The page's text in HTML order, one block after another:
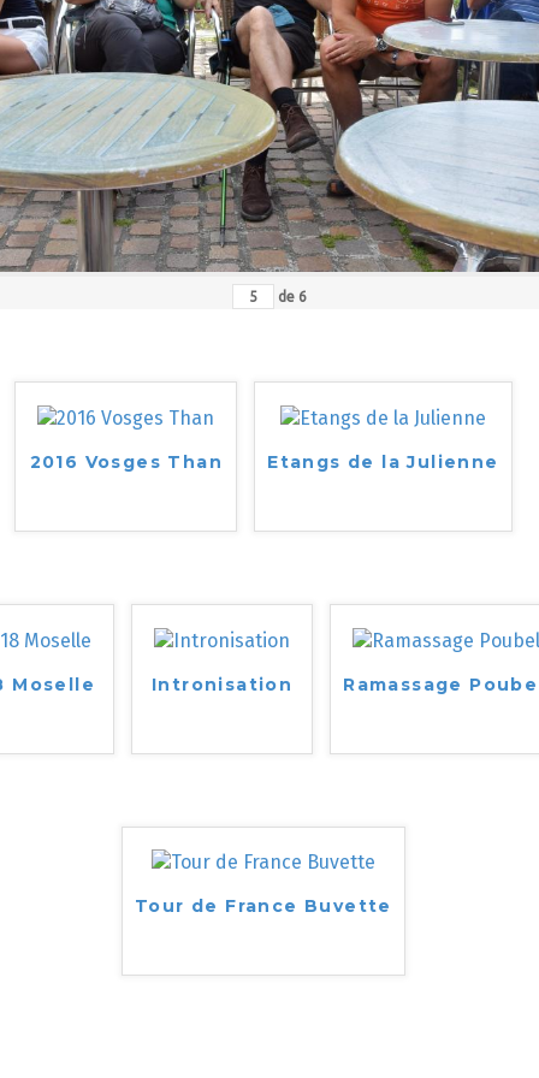
de 6
2016 Vosges Than Etangs de la Julienne
Moselle Intronisation Ramassage
Tour de France Buvette